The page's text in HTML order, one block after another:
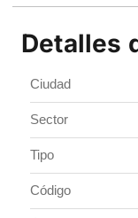
ideal para oficinas
diferentes
El inmueble
vigilancia
las 24 horas del
proporcionando
Detalles
Ciudad
Sector
Tipo
Código